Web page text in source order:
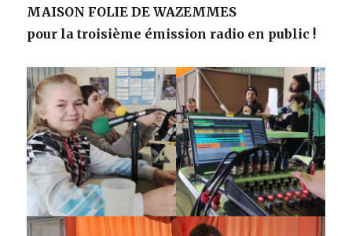
MAISON FOLIE DE WAZEMMES
pour la troisième émission radio en public !